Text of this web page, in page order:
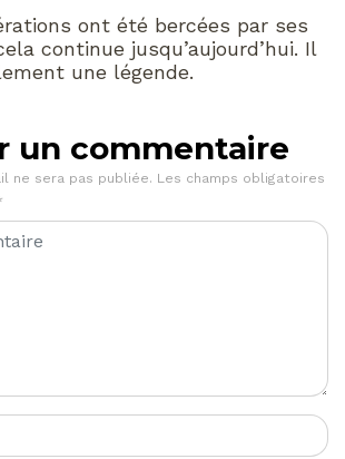
ont été bercées par ses
continue jusqu’aujourd’hui. Il
une légende.
un commentaire
ne sera pas publiée. Les champs obligatoires